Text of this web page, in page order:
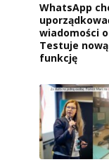
WhatsApp
wiadomości
Testuje nową
funkcję